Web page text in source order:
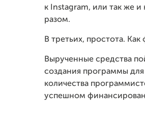
к Instagram, или так же
разом.
В третьих, простота.
Вырученные средства
создания программы
количества
успешном